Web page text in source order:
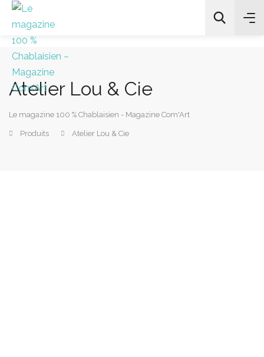
All Categories
Atelier Lou & Cie
Le magazine 100 % Chablaisien - Magazine Com'Art
Produits Atelier Lou & Cie